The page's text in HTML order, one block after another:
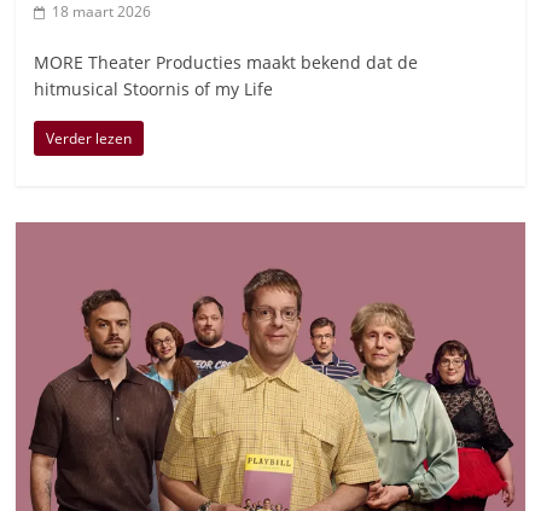
18 maart 2026
MORE Theater Producties maakt bekend dat de
hitmusical Stoornis of my Life
Verder lezen